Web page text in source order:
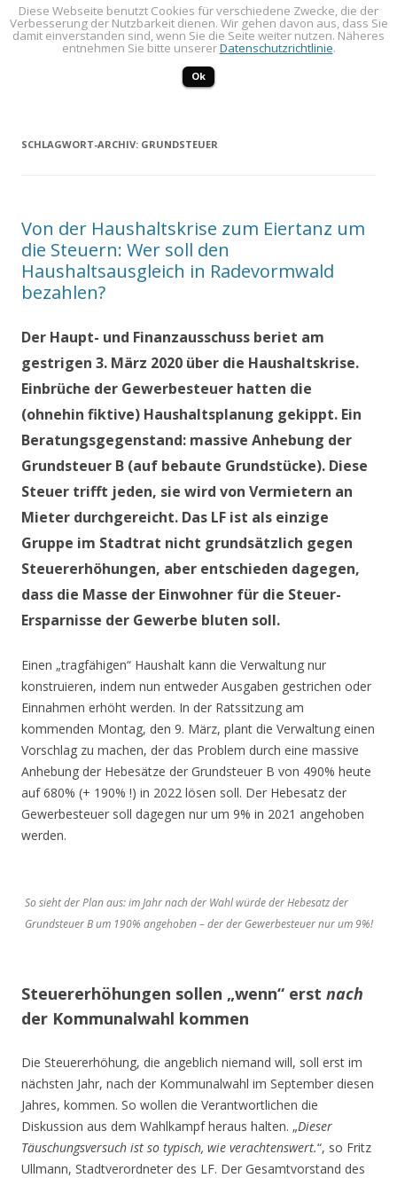
LINKES FORUM
Politik öffentlich machen!
Menü Zum Inhalt springen
SCHLAGWORT-ARCHIV: GRUNDSTEUER
Von der Haushaltskrise zum Eiertanz um
die Steuern: Wer soll den
Haushaltsausgleich in Radevormwald
bezahlen?
Der Haupt- und Finanzausschuss beriet am
gestrigen 3. März 2020 über die Haushaltskrise.
Einbrüche der Gewerbesteuer hatten die
(ohnehin fiktive) Haushaltsplanung gekippt. Ein
Beratungsgegenstand: massive Anhebung der
Grundsteuer B (auf bebaute Grundstücke). Diese
Steuer trifft jeden, sie wird von Vermietern an
Mieter durchgereicht. Das LF ist als einzige
Gruppe im Stadtrat nicht grundsätzlich gegen
Steuererhöhungen, aber entschieden dagegen,
dass die Masse der Einwohner für die Steuer-
Ersparnisse der Gewerbe bluten soll.
Einen „tragfähigen“ Haushalt kann die Verwaltung nur
konstruieren, indem nun entweder Ausgaben gestrichen oder
Einnahmen erhöht werden. In der Ratssitzung am
kommenden Montag, den 9. März, plant die Verwaltung einen
Vorschlag zu machen, der das Problem durch eine massive
Anhebung der Hebesätze der Grundsteuer B von 490% heute
auf 680% (+ 190% !) in 2022 lösen soll. Der Hebesatz der
Gewerbesteuer soll dagegen nur um 9% in 2021 angehoben
werden.
So sieht der Plan aus: im Jahr nach der Wahl würde der Hebesatz der
Grundsteuer B um 190% angehoben – der der Gewerbesteuer nur um 9%!
Steuererhöhungen sollen „wenn“ erst nach
der Kommunalwahl kommen
Die Steuererhöhung, die angeblich niemand will, soll erst im
nächsten Jahr, nach der Kommunalwahl im September diesen
Jahres, kommen. So wollen die Verantwortlichen die
Diskussion aus dem Wahlkampf heraus halten. „Dieser
Täuschungsversuch ist so typisch, wie verachtenswert.“, so Fritz
Ullmann, Stadtverordneter des LF. Der Gesamtvorstand des
Diese Webseite benutzt Cookies für verschiedene Zwecke, die der
Verbesserung der Nutzbarkeit dienen. Wir gehen davon aus, dass Sie
damit einverstanden sind, wenn Sie die Seite weiter nutzen. Näheres
entnehmen Sie bitte unsererDatenschutzrichtlinie.
Ok